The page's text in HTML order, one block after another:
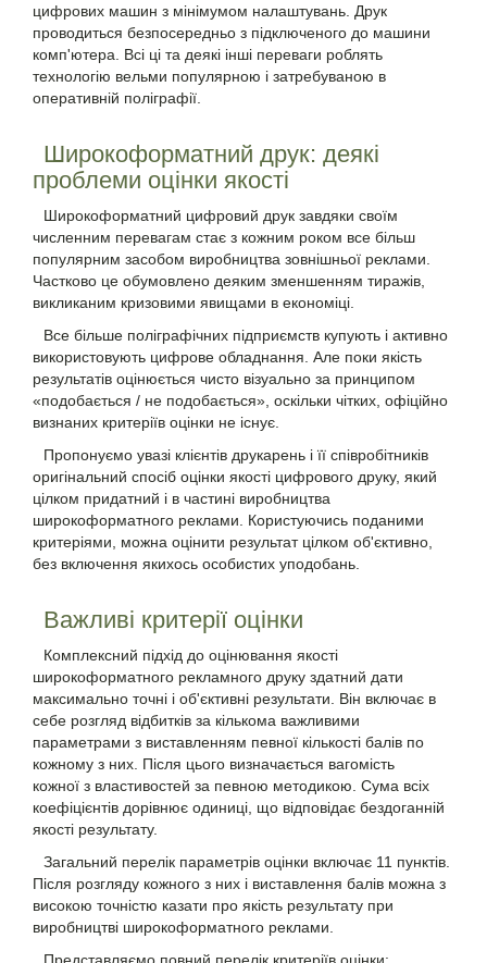
цифрових машин з мінімумом налаштувань. Друк
проводиться безпосередньо з підключеного до машини
комп'ютера. Всі ці та деякі інші переваги роблять
технологію вельми популярною і затребуваною в
оперативній поліграфії.
Широкоформатний друк: деякі
проблеми оцінки якості
Широкоформатний цифровий друк завдяки своїм
численним перевагам стає з кожним роком все більш
популярним засобом виробництва зовнішньої реклами.
Частково це обумовлено деяким зменшенням тиражів,
викликаним кризовими явищами в економіці.
Все більше поліграфічних підприємств купують і активно
використовують цифрове обладнання. Але поки якість
результатів оцінюється чисто візуально за принципом
«подобається / не подобається», оскільки чітких, офіційно
визнаних критеріїв оцінки не існує.
Пропонуємо увазі клієнтів друкарень і її співробітників
оригінальний спосіб оцінки якості цифрового друку, який
цілком придатний і в частині виробництва
широкоформатного реклами. Користуючись поданими
критеріями, можна оцінити результат цілком об'єктивно,
без включення якихось особистих уподобань.
Важливі критерії оцінки
Комплексний підхід до оцінювання якості
широкоформатного рекламного друку здатний дати
максимально точні і об'єктивні результати. Він включає в
себе розгляд відбитків за кількома важливими
параметрами з виставленням певної кількості балів по
кожному з них. Після цього визначається вагомість
кожної з властивостей за певною методикою. Сума всіх
коефіцієнтів дорівнює одиниці, що відповідає бездоганній
якості результату.
Загальний перелік параметрів оцінки включає 11 пунктів.
Після розгляду кожного з них і виставлення балів можна з
високою точністю казати про якість результату при
виробництві широкоформатного реклами.
Представляємо повний перелік критеріїв оцінки: